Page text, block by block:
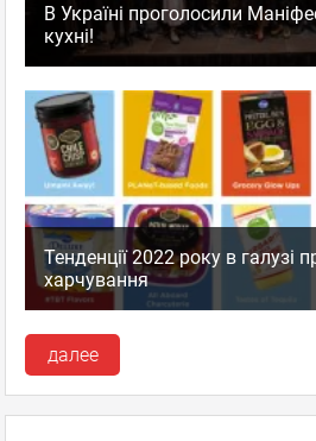
В Україні проголосили
кухні!
Тенденції 2022 року в галузі
харчування
далее